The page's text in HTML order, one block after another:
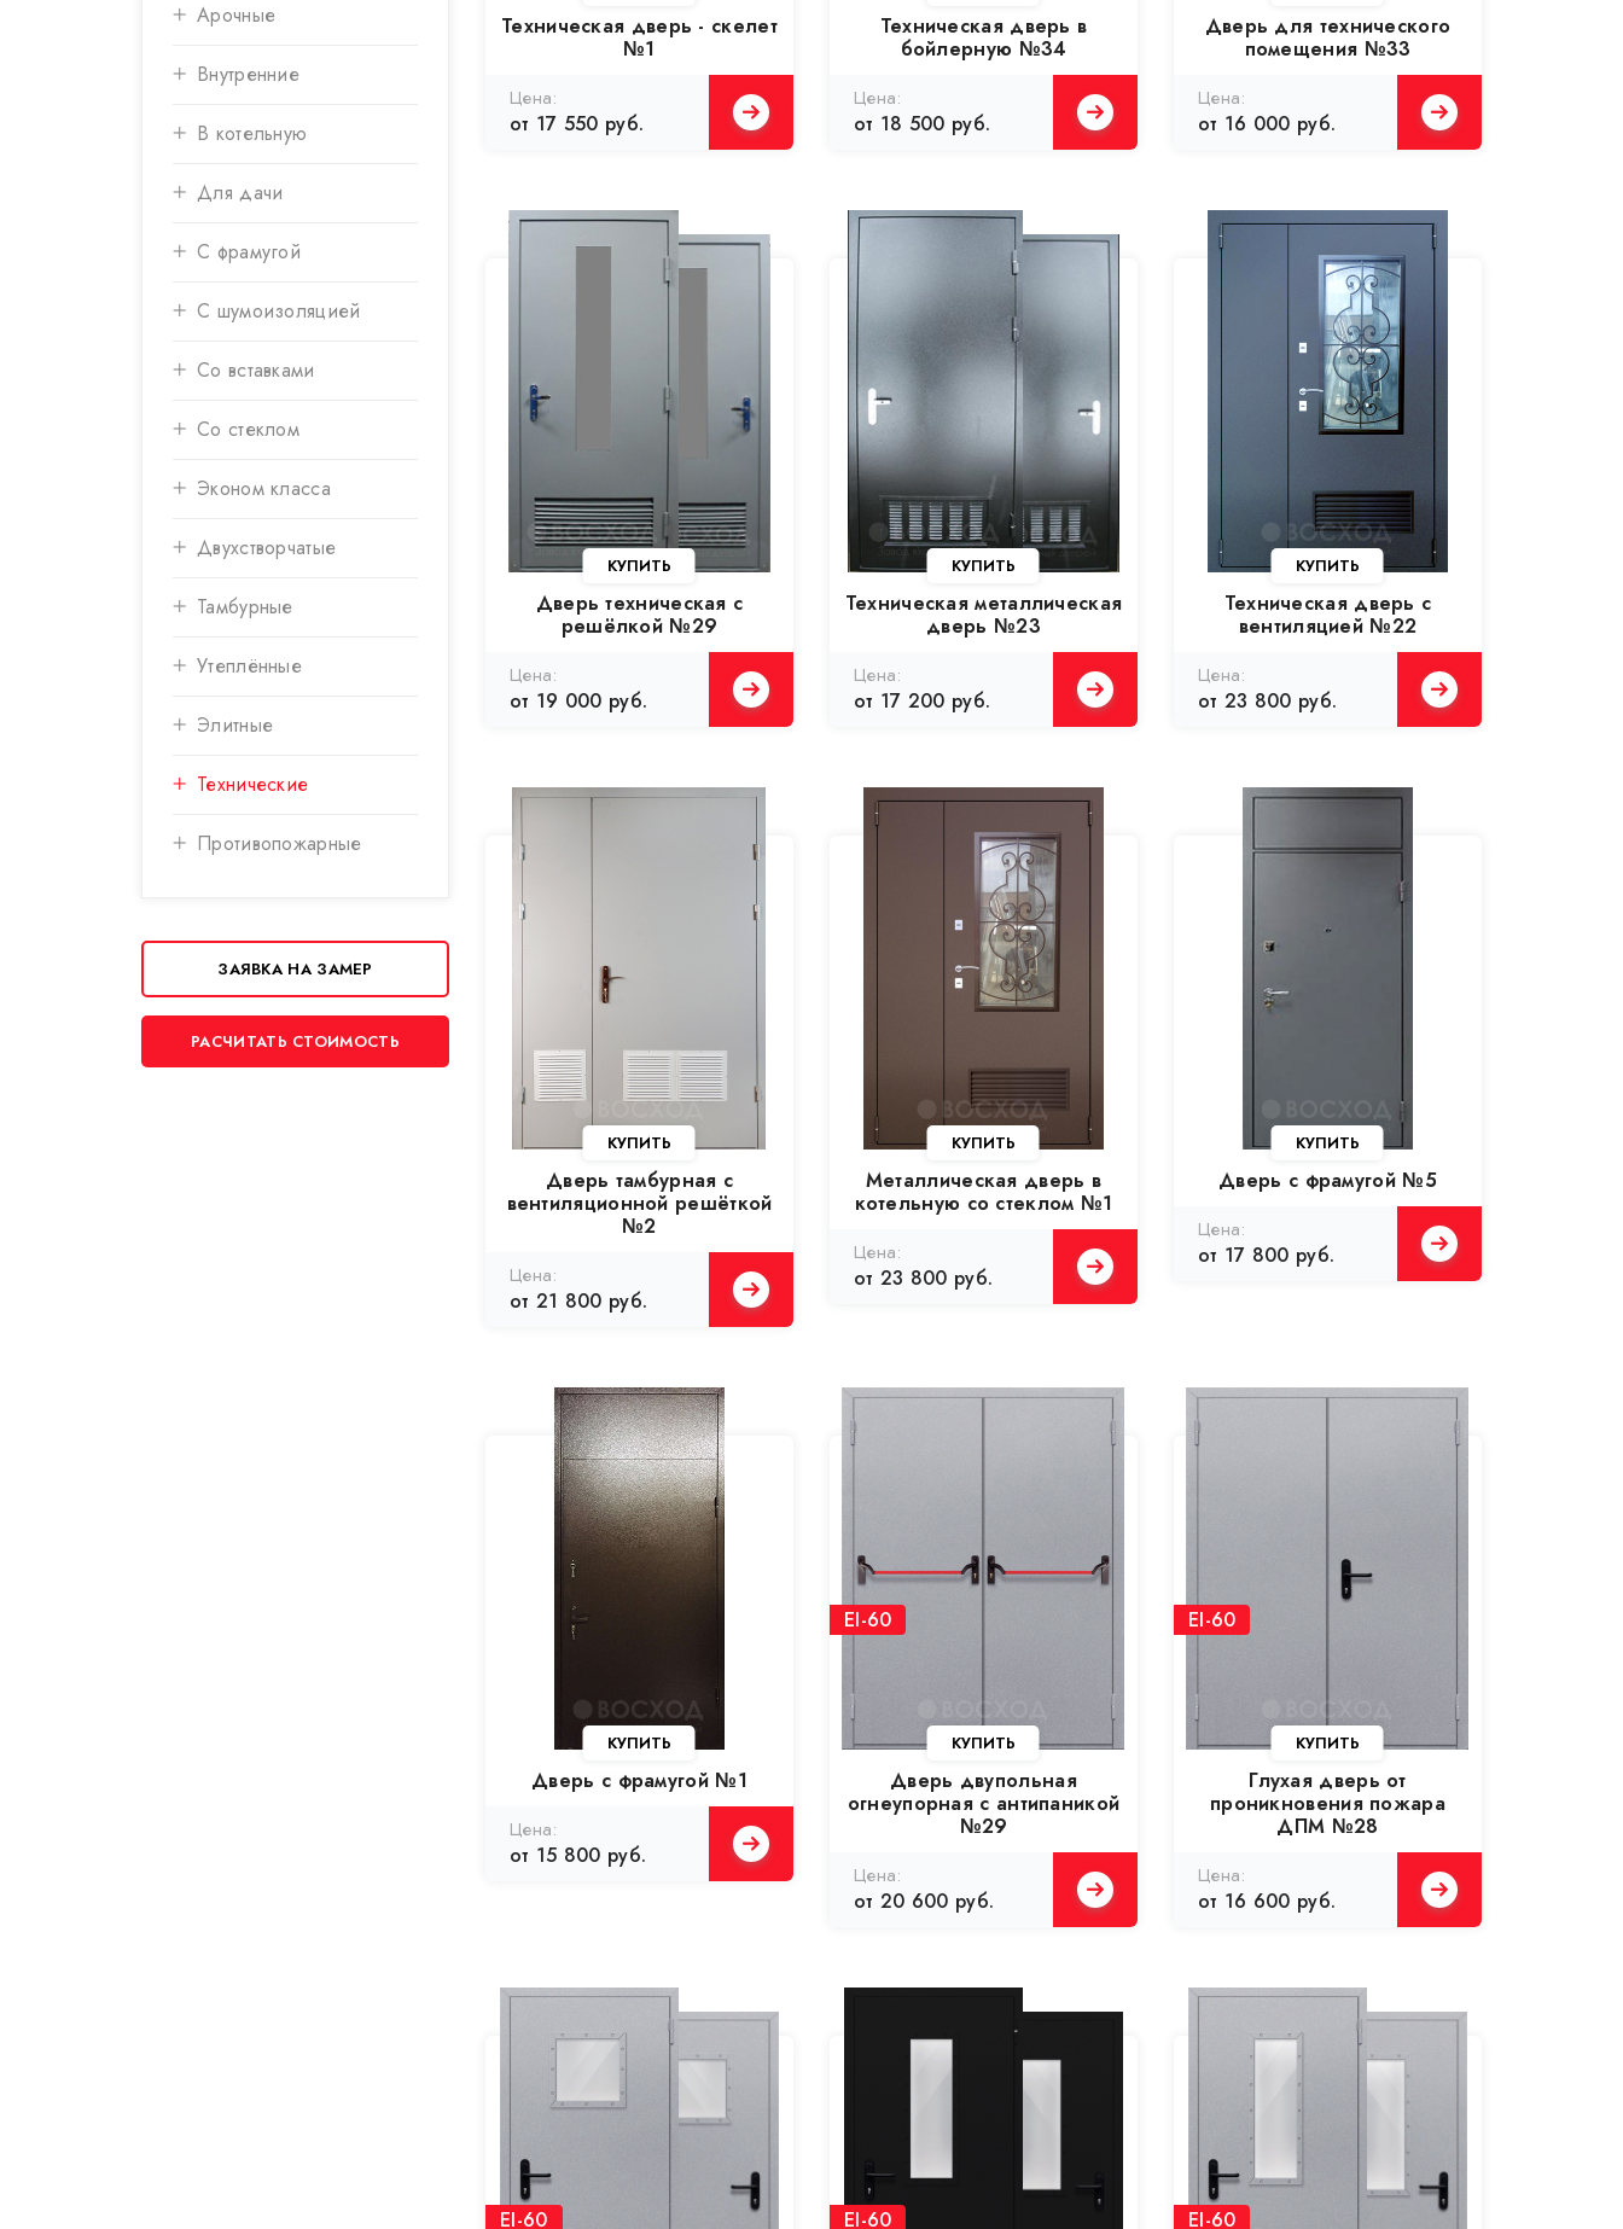
Арочные
Внутренние
В котельную
Для дачи
С фрамугой
С шумоизоляцией
Со вставками
Со стеклом
Эконом класса
Двухстворчатые
Тамбурные
Утеплённые
Элитные
Технические
Противопожарные
ЗАЯВКА НА ЗАМЕР
РАСЧИТАТЬ СТОИМОСТЬ
Техническая дверь - скелет
№1
от 17 550 руб.
Техническая дверь в
бойлерную №34
от 18 500 руб.
Дверь для технического
помещения №33
от 16 000 руб.
Дверь техническая с
решёлкой №29
от 19 000 руб.
Техническая металлическая
дверь №23
от 17 200 руб.
Техническая дверь с
вентиляцией №22
от 23 800 руб.
Дверь тамбурная с
вентиляционной решёткой
№2
от 21 800 руб.
Металлическая дверь в
котельную со стеклом №1
от 23 800 руб.
Дверь с фрамугой №5
от 17 800 руб.
Дверь с фрамугой №1
от 15 800 руб.
EI-60
Дверь двупольная
огнеупорная с антипаникой
№29
от 20 600 руб.
EI-60
Глухая дверь от
проникновения пожара
ДПМ №28
от 16 600 руб.
EI-60 EI-60 EI-60